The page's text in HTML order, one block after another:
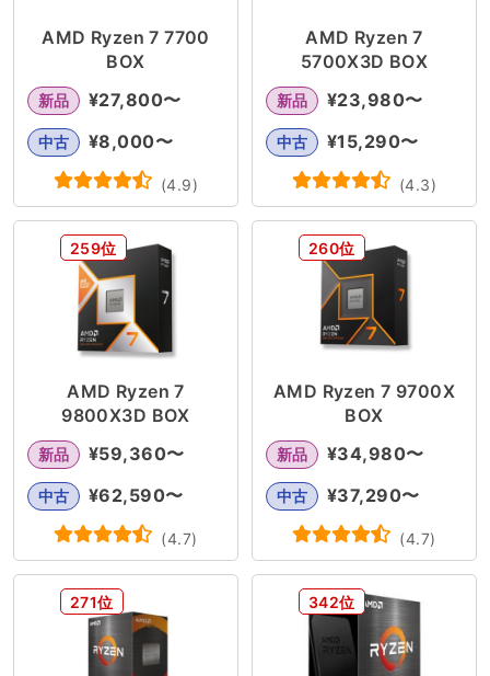
AMD Ryzen 7 7700
BOX
新品 ¥27,800〜
中古 ¥8,000〜
(4.9)
AMD Ryzen 7
5700X3D BOX
新品 ¥23,980〜
中古 ¥15,290〜
(4.3)
259位
AMD Ryzen 7
9800X3D BOX
新品 ¥59,360〜
中古 ¥62,590〜
(4.7)
260位
AMD Ryzen 7 9700X
BOX
新品 ¥34,980〜
中古 ¥37,290〜
(4.7)
271位 342位